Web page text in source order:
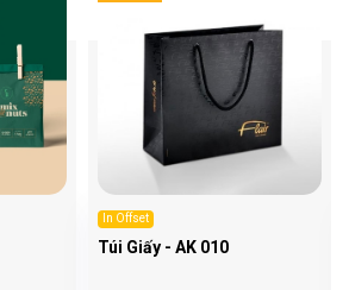
In Offset
Túi Giấy - AK 010